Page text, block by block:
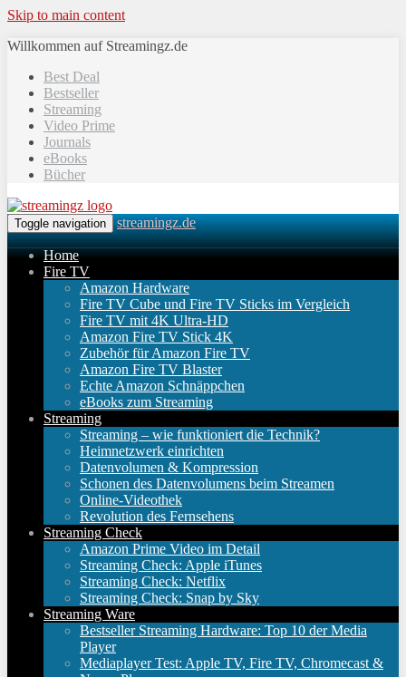
Skip to main content
Willkommen auf Streamingz.de
Best Deal
Bestseller
Streaming
Video Prime
Journals
eBooks
Bücher
Toggle navigation streamingz.de
Home
Fire TV
Amazon Hardware
Fire TV Cube und Fire TV Sticks im Vergleich
Fire TV mit 4K Ultra-HD
Amazon Fire TV Stick 4K
Zubehör für Amazon Fire TV
Amazon Fire TV Blaster
Echte Amazon Schnäppchen
eBooks zum Streaming
Streaming
Streaming – wie funktioniert die Technik?
Heimnetzwerk einrichten
Datenvolumen & Kompression
Schonen des Datenvolumens beim Streamen
Online-Videothek
Revolution des Fernsehens
Streaming Check
Amazon Prime Video im Detail
Streaming Check: Apple iTunes
Streaming Check: Netflix
Streaming Check: Snap by Sky
Streaming Ware
Bestseller Streaming Hardware: Top 10 der Media
Player
Mediaplayer Test: Apple TV, Fire TV, Chromecast &